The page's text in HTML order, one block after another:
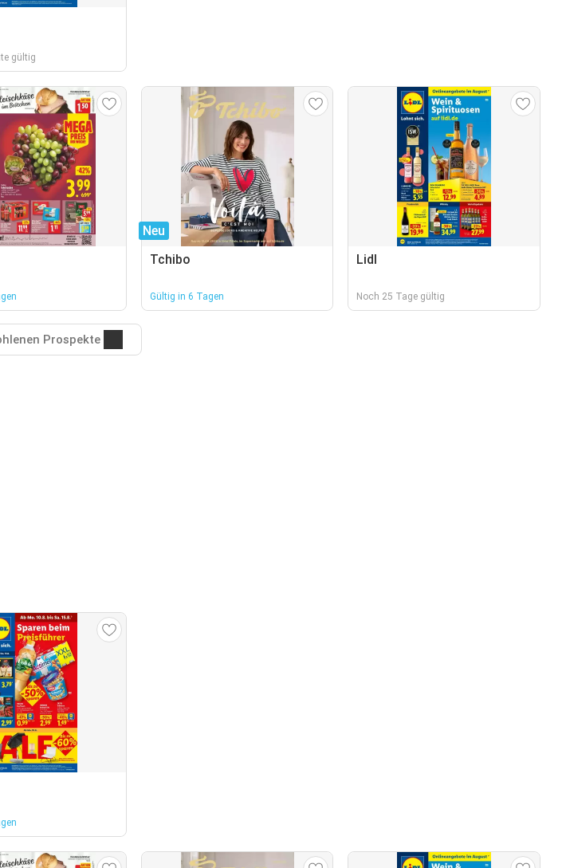
gültig
Neu
Tchibo
Gültig in 6 Tagen
Lidl
Noch 25 Tage gültig
Prospekte